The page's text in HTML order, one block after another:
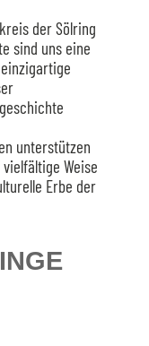
der Sölring
sind uns eine
unterstützen
Weise
Erbe der